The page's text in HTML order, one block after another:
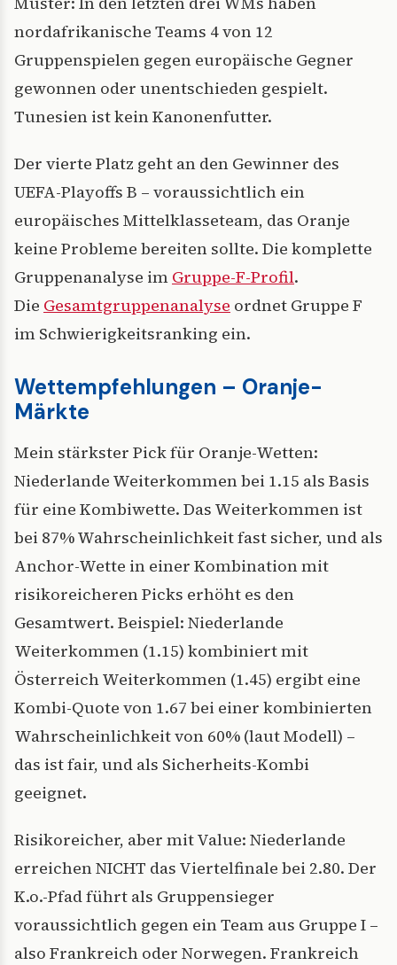
nordafrikanische Teams 4 von 12
Gruppenspielen gegen europäische Gegner
gewonnen oder unentschieden gespielt.
Tunesien ist kein Kanonenfutter.
Der vierte Platz geht an den Gewinner des
UEFA-Playoffs B – voraussichtlich ein
europäisches Mittelklasseteam, das Oranje
keine Probleme bereiten sollte. Die komplette
Gruppenanalyse im Gruppe-F-Profil.
Die Gesamtgruppenanalyse ordnet Gruppe F
im Schwierigkeitsranking ein.
Wettempfehlungen – Oranje-
Märkte
Mein stärkster Pick für Oranje-Wetten:
Niederlande Weiterkommen bei 1.15 als Basis
für eine Kombiwette. Das Weiterkommen ist
bei 87% Wahrscheinlichkeit fast sicher, und als
Anchor-Wette in einer Kombination mit
risikoreicheren Picks erhöht es den
Gesamtwert. Beispiel: Niederlande
Weiterkommen (1.15) kombiniert mit
Österreich Weiterkommen (1.45) ergibt eine
Kombi-Quote von 1.67 bei einer kombinierten
Wahrscheinlichkeit von 60% (laut Modell) –
das ist fair, und als Sicherheits-Kombi
geeignet.
Risikoreicher, aber mit Value: Niederlande
erreichen NICHT das Viertelfinale bei 2.80. Der
K.o.-Pfad führt als Gruppensieger
voraussichtlich gegen ein Team aus Gruppe I –
also Frankreich oder Norwegen. Frankreich